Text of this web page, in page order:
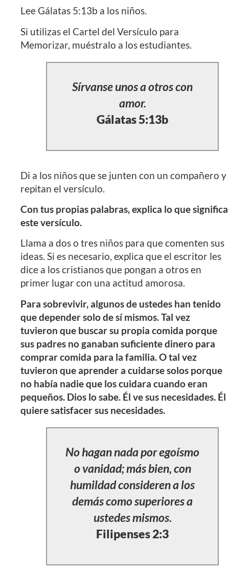
Lee Gálatas 5:13b a los niños.
Si utilizas el Cartel del Versículo para
Memorizar, muéstralo a los estudiantes.
Sírvanse unos a otros con
amor.
Gálatas 5:13b
Di a los niños que se junten con un compañero y
repitan el versículo.
Con tus propias palabras, explica lo que significa
este versículo.
Llama a dos o tres niños para que comenten sus
ideas. Si es necesario, explica que el escritor les
dice a los cristianos que pongan a otros en
primer lugar con una actitud amorosa.
Para sobrevivir, algunos de ustedes han tenido
que depender solo de sí mismos. Tal vez
tuvieron que buscar su propia comida porque
sus padres no ganaban suficiente dinero para
comprar comida para la familia. O tal vez
tuvieron que aprender a cuidarse solos porque
no había nadie que los cuidara cuando eran
pequeños. Dios lo sabe. Él ve sus necesidades. Él
quiere satisfacer sus necesidades.
No hagan nada por egoísmo
o vanidad; más bien, con
humildad consideren a los
demás como superiores a
ustedes mismos.
Filipenses 2:3